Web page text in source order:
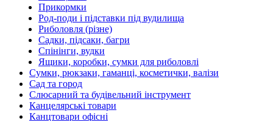
Прикормки
Род-поди і підставки під вудилища
Риболовля (різне)
Садки, підсаки, багри
Спінінги, вудки
Ящики, коробки, сумки для риболовлі
Сумки, рюкзаки, гаманці, косметички, валізи
Сад та город
Слюсарний та будівельний інструмент
Канцелярські товари
Канцтовари офісні